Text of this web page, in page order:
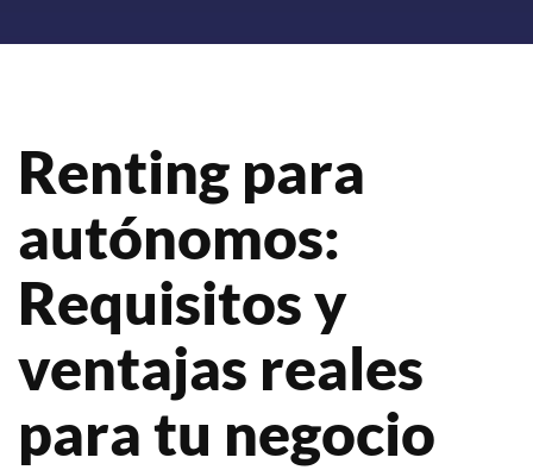
Renting para
autónomos:
Requisitos y
ventajas reales
para tu negocio